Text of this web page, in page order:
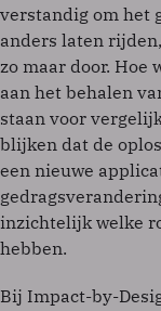
verstandig om het
anders laten
zo maar door.
aan het behalen
staan voor
blijken dat de
een nieuwe
inzichtelijk welke
hebben.
Bij Impact-by-